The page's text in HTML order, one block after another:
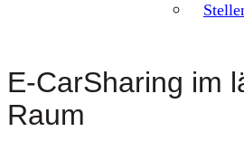
E‑CarSharing im
Raum